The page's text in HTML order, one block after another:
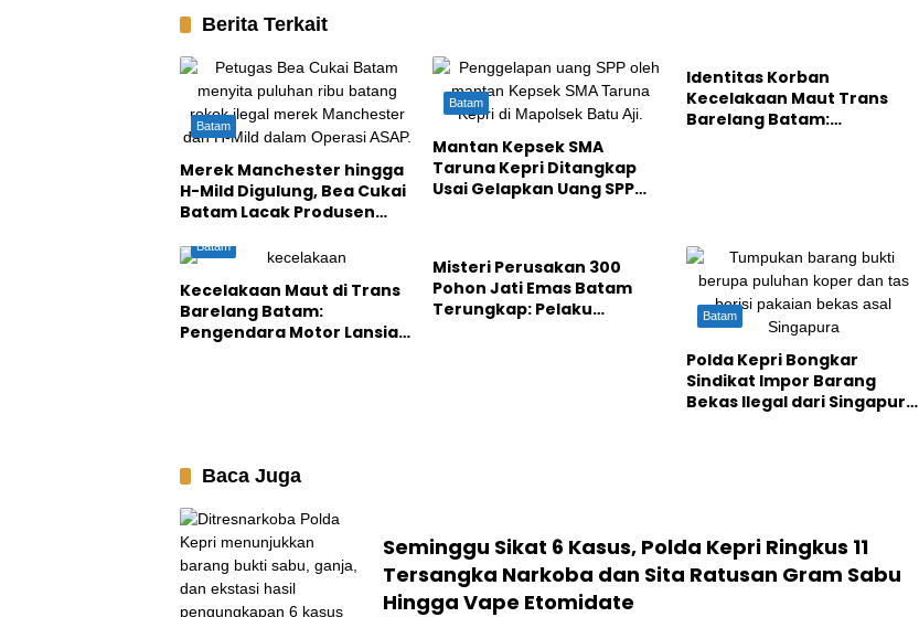
Berita Terkait
Batam
Merek Manchester hingga
H-Mild Digulung, Bea Cukai
Batam Lacak Produsen
Batam
Mantan Kepsek SMA
Taruna Kepri Ditangkap
Usai Gelapkan Uang SPP
Identitas Korban
Kecelakaan Maut Trans
Barelang Batam:
Batam
Kecelakaan Maut di Trans
Barelang Batam:
Pengendara Motor Lansia
Misteri Perusakan 300
Pohon Jati Emas Batam
Terungkap: Pelaku
Batam
Polda Kepri Bongkar
Sindikat Impor Barang
Bekas Ilegal dari Singapura:
Baca Juga
Seminggu Sikat 6 Kasus, Polda Kepri Ringkus 11
Tersangka Narkoba dan Sita Ratusan Gram Sabu
Hingga Vape Etomidate